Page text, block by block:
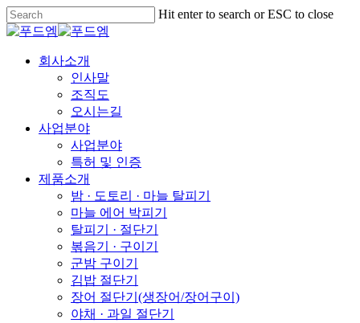
Skip
to
main
content
Hit enter to search or ESC to close
Close
Menu
회사소개
인사말
조직도
오시는길
사업분야
사업분야
특허 및 인증
제품소개
밤 · 도토리 · 마늘 탈피기
마늘 에어 박피기
탈피기 · 절단기
볶음기 · 구이기
군밤 구이기
김밥 절단기
장어 절단기(생장어/장어구이)
야채 · 과일 절단기